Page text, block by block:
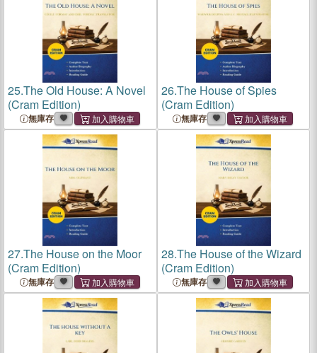
25.The Old House: A Novel
(Cram Edition)
無庫存
26.The House of Spies
(Cram Edition)
無庫存
27.The House on the Moor
(Cram Edition)
無庫存
28.The House of the Wizard
(Cram Edition)
無庫存